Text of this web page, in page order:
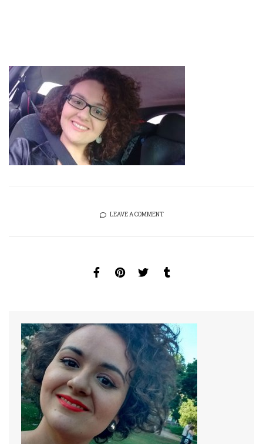
LEAVE A COMMENT